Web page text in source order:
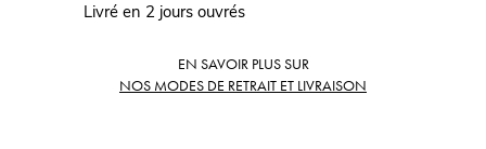
Livré en 2 jours ouvrés
EN SAVOIR PLUS SUR
NOS MODES DE RETRAIT ET LIVRAISON